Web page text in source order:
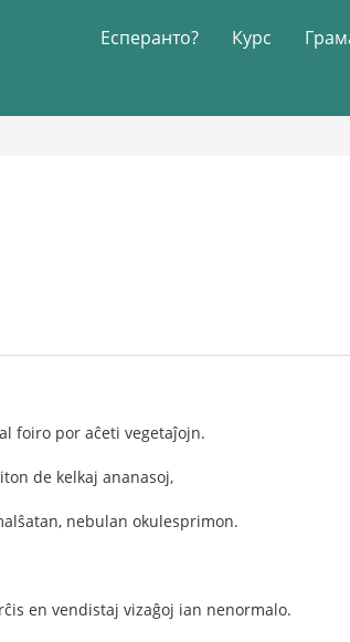
Есперанто? Курс
foiro por aĉeti vegetaĵojn.
de kelkaj ananasoj,
nebulan okulesprimon.
en vendistaj vizaĝoj ian nenormalo.